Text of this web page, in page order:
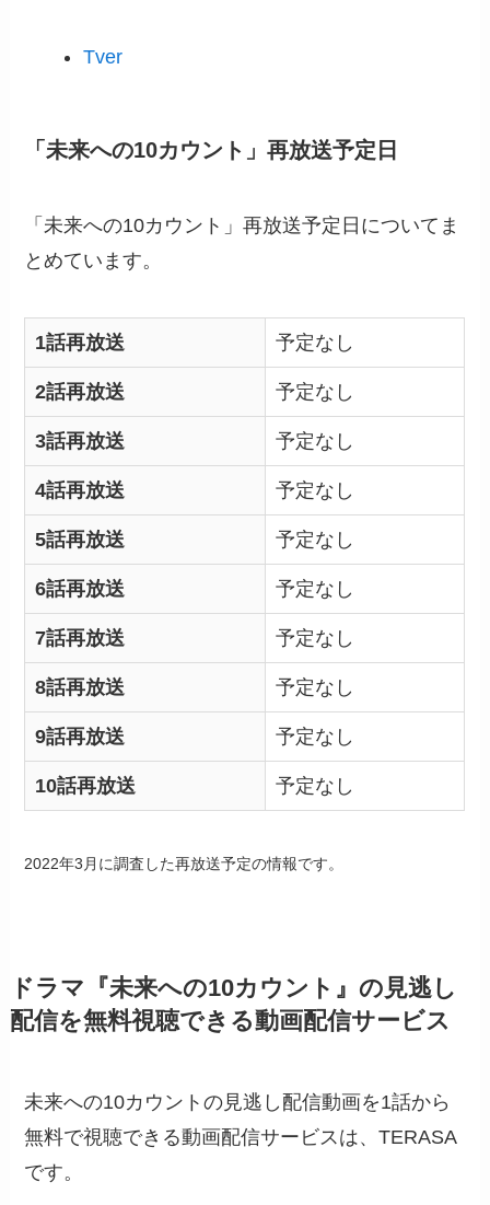
Tver
「未来への10カウント」再放送予定日
「未来への10カウント」再放送予定日についてま
とめています。
1話再放送 予定なし
2話再放送 予定なし
3話再放送 予定なし
4話再放送 予定なし
5話再放送 予定なし
6話再放送 予定なし
7話再放送 予定なし
8話再放送 予定なし
9話再放送 予定なし
10話再放送 予定なし
2022年3月に調査した再放送予定の情報です。
ドラマ『未来への10カウント』の見逃し
配信を無料視聴できる動画配信サービス
未来への10カウントの見逃し配信動画を1話から
無料で視聴できる動画配信サービスは、TERASA
です。